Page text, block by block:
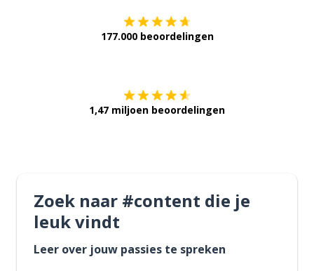
177.000 beoordelingen
1,47 miljoen beoordelingen
Zoek naar #content die je
leuk vindt
Leer over jouw passies te spreken